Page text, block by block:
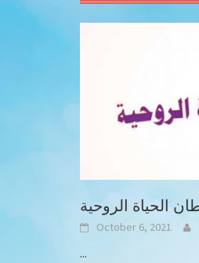
الحياة الروحية
October 6, 2021
...